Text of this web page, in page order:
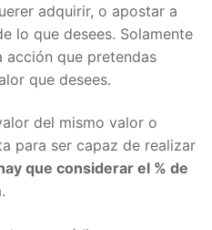
esencontrar la
mirando, y vas a ver
adquirir, o apostar a
lo que desees.
el valor que
del mismo valor o